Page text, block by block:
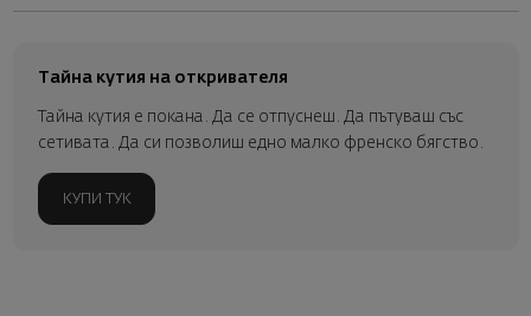
Тайна кутия на откривателя
Тайна кутия е покана. Да се отпуснеш. Да пътуваш със
сетивата. Да си позволиш едно малко френско бягство.
КУПИ ТУК